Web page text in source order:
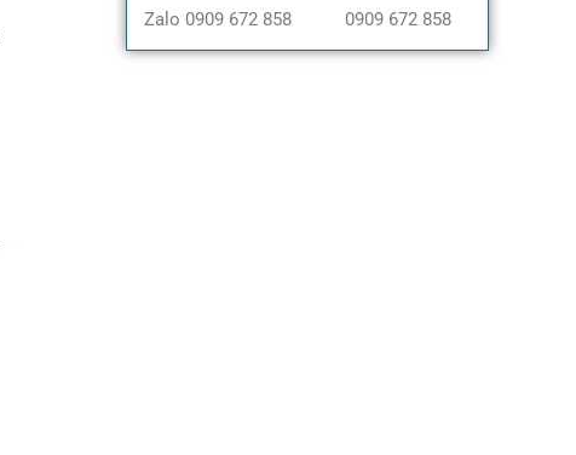
Zalo 0909 672 858 0909 672 858